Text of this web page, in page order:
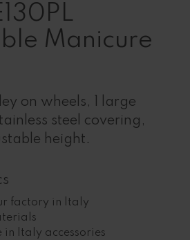
Manicure
on wheels, 1 large
steel covering,
height.
factory in Italy
in Italy accessories